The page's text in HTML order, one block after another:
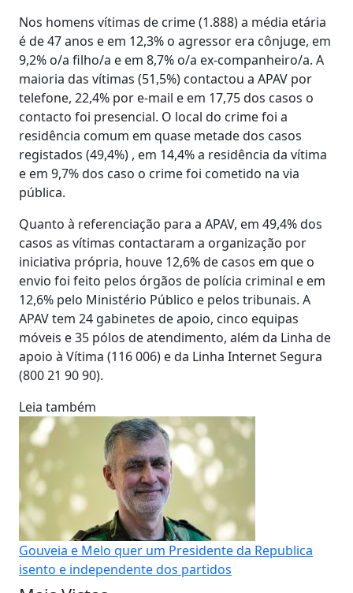
Nos homens vítimas de crime (1.888) a média etária
é de 47 anos e em 12,3% o agressor era cônjuge, em
9,2% o/a filho/a e em 8,7% o/a ex-companheiro/a. A
maioria das vítimas (51,5%) contactou a APAV por
telefone, 22,4% por e-mail e em 17,75 dos casos o
contacto foi presencial. O local do crime foi a
residência comum em quase metade dos casos
registados (49,4%) , em 14,4% a residência da vítima
e em 9,7% dos caso o crime foi cometido na via
pública.
Quanto à referenciação para a APAV, em 49,4% dos
casos as vítimas contactaram a organização por
iniciativa própria, houve 12,6% de casos em que o
envio foi feito pelos órgãos de polícia criminal e em
12,6% pelo Ministério Público e pelos tribunais. A
APAV tem 24 gabinetes de apoio, cinco equipas
móveis e 35 pólos de atendimento, além da Linha de
apoio à Vítima (116 006) e da Linha Internet Segura
(800 21 90 90).
Leia também
Gouveia e Melo quer um Presidente da Republica
isento e independente dos partidos